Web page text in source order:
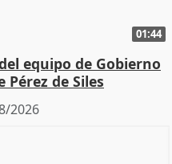
01:44
equipo de Gobierno
de Siles
2026